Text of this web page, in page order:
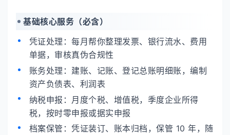
基础核心服务（必含）
凭证处理：每月帮你整理发票、银行流水、费用
单据，审核真伪合规性
账务处理：建账、记账、登记总账明细账，编制
资产负债表、利润表
纳税申报：月度个税、增值税，季度企业所得
税，按时零申报或据实申报
档案保管：凭证装订、账本归档，保管 10 年，随